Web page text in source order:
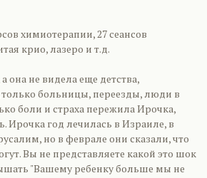
химиотерапии, 27 сеансов
крио, лазеро и т.д.
она не видела еще детства,
только больницы, переезды, люди в
боли и страха пережила Ирочка,
Ирочка год лечилась в Израиле, в
но в феврале они сказали, что
Вы не представляете какой это шок
"Вашему ребенку больше мы не